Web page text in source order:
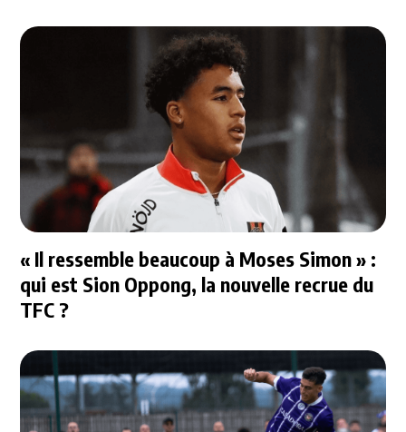
« Il ressemble beaucoup à Moses Simon » :
qui est Sion Oppong, la nouvelle recrue du
TFC ?